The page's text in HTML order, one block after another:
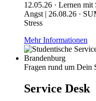
12.05.26 · Lernen mit
Angst | 26.08.26 ·
Stress
Mehr Informationen
Fragen rund um Dein
Service Desk